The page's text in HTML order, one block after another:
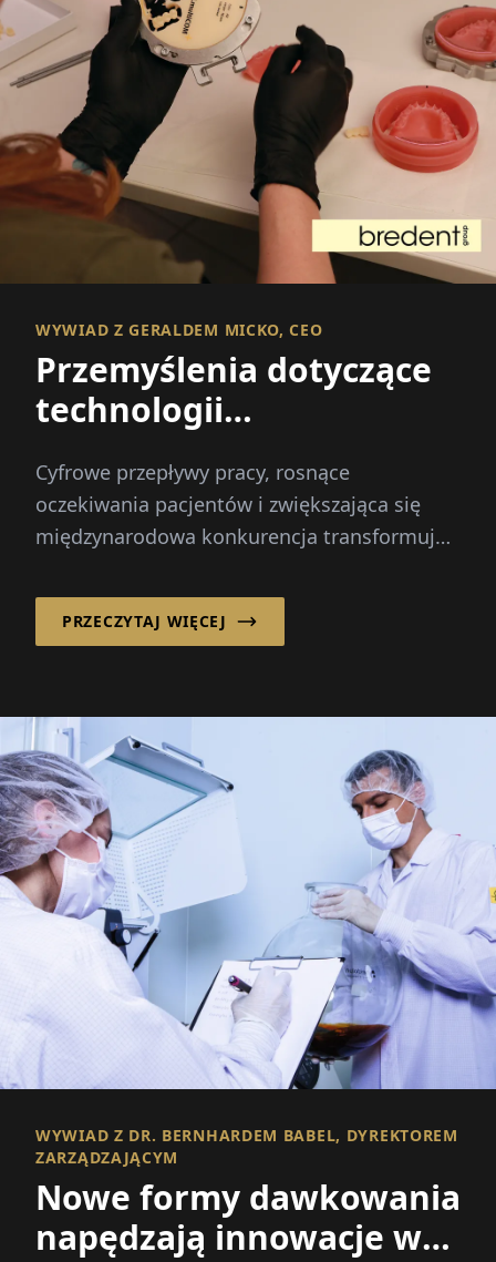
WYWIAD Z GERALDEM MICKO, CEO
Przemyślenia dotyczące
technologii
zintegrowane innowacje
Cyfrowe przepływy pracy, rosnące
oczekiwania pacjentów i zwiększająca się
międzynarodowa konkurencja transformują
kiedykolwiek wcześniej...
PRZECZYTAJ WIĘCEJ
WYWIAD Z DR. BERNHARDEM BABEL, DYREKTOREM
ZARZĄDZAJĄCYM
Nowe formy dawkowania
napędzają innowacje w